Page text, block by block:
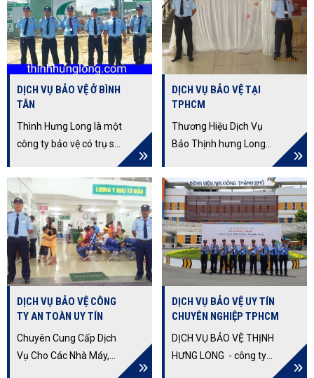
rãi của dịch vụ bảo vệ 24
giờ liên tục, giúp tối ưu
hóa chi phí và ngăn
chặn rủi ro hiệu quả.
DỊCH VỤ BẢO VỆ Ở BÌNH
TÂN
Thình Hưng Long là một
công ty bảo vệ có trụ sở
ty: Công ty TNHH Thịnh
Hưng Long Địa chỉ:
83/3/3 Phạm Văn Bạch,
Phường 15, Quận Tân
Bình, Thành phố Hồ Chí
Minh Lĩnh vực hoạt
động: Cung cấp dịch vụ
bảo vệ và an ninh cho
khách hàng trong khu
vực Bình Tân.
DỊCH VỤ BẢO VỆ TẠI
TPHCM
Thương Hiệu Dịch Vụ
Bảo Thịnh hưng Long
Kết Dịch Vụ Chất Lượng
Cao. Cung Cấp Bảo Vệ
Vệ Sĩ Cho Các Mục Tiêu
Cố Định, Di Động,
Trường Học, Sự Kiện...
DỊCH VỤ BẢO VỆ CÔNG
TY AN TOÀN UY TÍN
Chuyên Cung Cấp Dịch
Vụ Cho Các Nhà Máy,
DỊCH VỤ BẢO VỆ UY TÍN
CHUYÊN NGHIỆP TPHCM
DỊCH VỤ BẢO VỆ THỊNH
HƯNG LONG - công ty